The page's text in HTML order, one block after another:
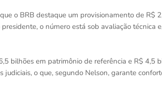
o BRB destaque um provisionamento de R$
o número está sob avaliação técnica
bilhões em patrimônio de referência e R$ 4,5
o que, segundo Nelson, garante